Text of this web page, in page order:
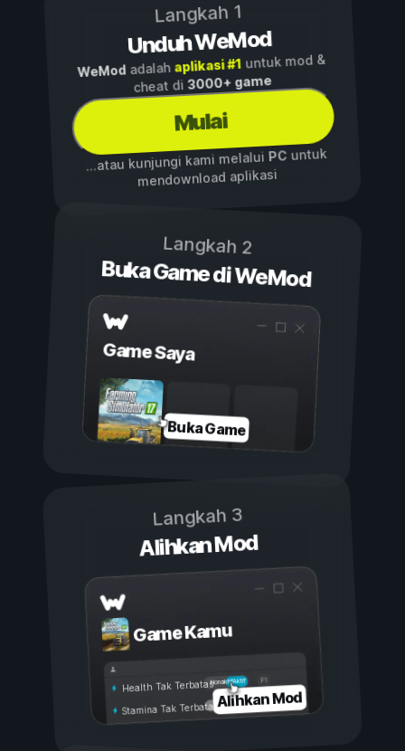
Langkah 1
Unduh WeMod
WeModadalah aplikasi #1untuk mod &
cheat di3000+ game
Mulai
...atau kunjungi kami melalui PCuntuk
mendownload aplikasi
Langkah 2
Buka Game di WeMod
Game Saya
Buka Game
Langkah 3
Alihkan Mod
Game Kamu
Aktif
Nonaktif
Health Tak Terbatas
Stamina Tak TerbatasAlihkan Mod